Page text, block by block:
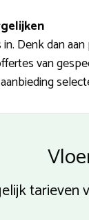
Denk dan
van
tarieven